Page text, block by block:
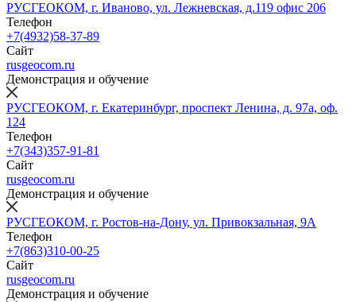
РУСГЕОКОМ, г. Иваново, ул. Лежневская, д.119 офис 206
Телефон
+7(4932)58-37-89
Сайт
rusgeocom.ru
Демонстрация и обучение
РУСГЕОКОМ, г. Екатеринбург, проспект Ленина, д. 97а, оф.
124
Телефон
+7(343)357-91-81
Сайт
rusgeocom.ru
Демонстрация и обучение
РУСГЕОКОМ, г. Ростов-на-Дону, ул. Привокзальная, 9А
Телефон
+7(863)310-00-25
Сайт
rusgeocom.ru
Демонстрация и обучение